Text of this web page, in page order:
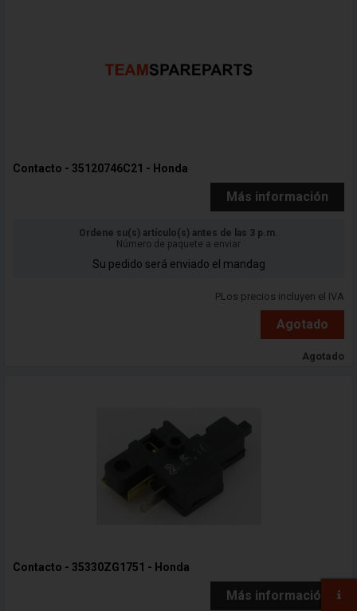
Contacto - 35120746C21 - Honda
Más información
Ordene su(s) artículo(s) antes de las 3 p.m.
Número de paquete a enviar
Su pedido será enviado el mandag
PLos precios incluyen el IVA
Agotado
Agotado
Contacto - 35330ZG1751 - Honda
Más información